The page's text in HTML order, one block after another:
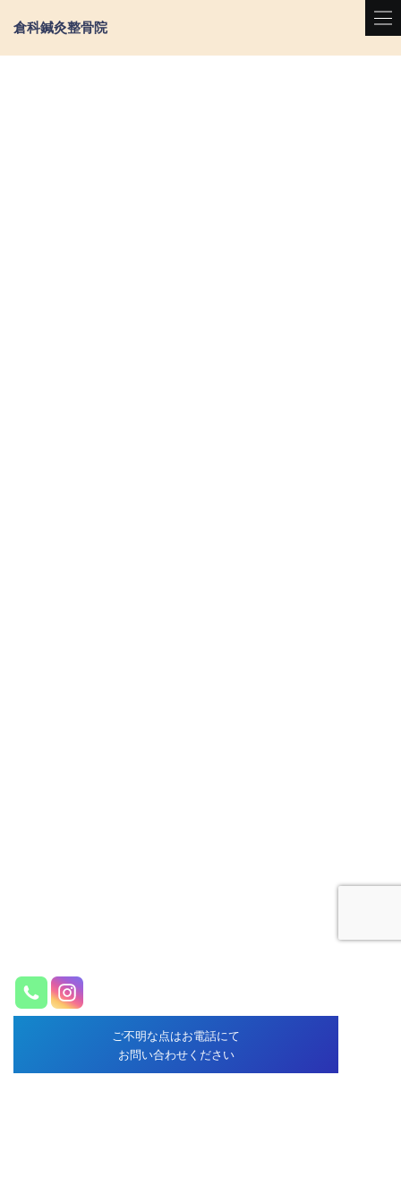
倉科鍼灸整骨院
ご不明な点はお電話にて
お問い合わせください